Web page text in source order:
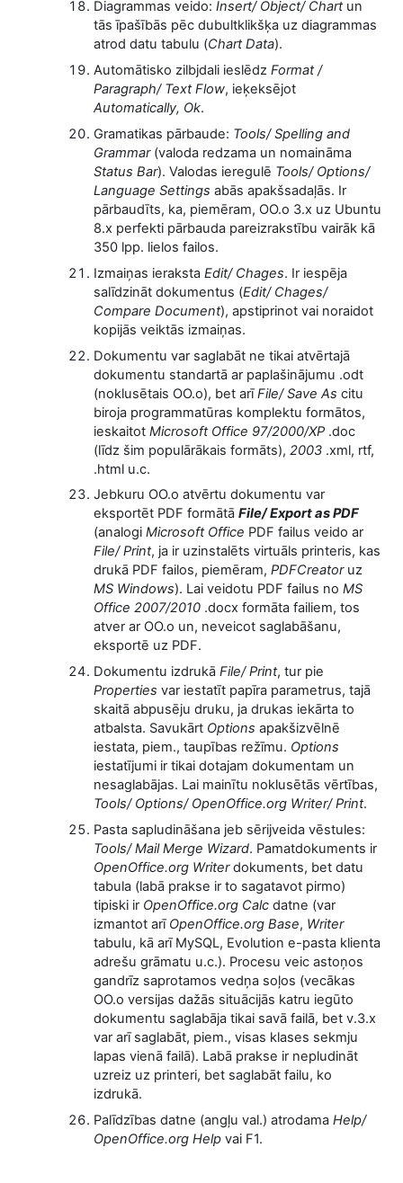
Diagrammas veido: Insert/ Object/ Chartun
tās īpašībās pēc dubultklikšķa uz diagrammas
atrod datu tabulu (Chart Data).
Automātisko zilbjdali ieslēdz Format /
Paragraph/ Text Flow, ieķeksējot
Automatically, Ok.
Gramatikas pārbaude: Tools/ Spelling and
Grammar (valoda redzama un nomaināma
Status Bar). Valodas ieregulē Tools/ Options/
Language Settings abās apakšsadaļās. Ir
pārbaudīts, ka, piemēram, OO.o 3.x uz Ubuntu
8.x perfekti pārbauda pareizrakstību vairāk kā
350 lpp. lielos failos.
Izmaiņas ieraksta Edit/ Chages. Ir iespēja
salīdzināt dokumentus (Edit/ Chages/
Compare Document), apstiprinot vai noraidot
kopijās veiktās izmaiņas.
Dokumentu var saglabāt ne tikai atvērtajā
dokumentu standartā ar paplašinājumu .odt
(noklusētais OO.o), bet arīFile/ Save As citu
biroja programmatūras komplektu formātos,
ieskaitot Microsoft Office 97/2000/XP .doc
(līdz šim populārākais formāts), 2003 .xml, rtf,
.html u.c.
Jebkuru OO.o atvērtu dokumentu var
eksportēt PDF formātā File/ Export as PDF
(analogi Microsoft Office PDF failus veido ar
File/ Print, ja ir uzinstalēts virtuāls printeris, kas
drukā PDF failos, piemēram, PDFCreatoruz
MS Windows). Lai veidotu PDF failus no MS
Office 2007/2010 .docx formāta failiem, tos
atver ar OO.o un, neveicot saglabāšanu,
eksportē uz PDF.
Dokumentu izdrukā File/ Print, tur pie
Properties var iestatīt papīra parametrus, tajā
skaitā abpusēju druku, ja drukas iekārta to
atbalsta. Savukārt Options apakšizvēlnē
iestata, piem., taupības režīmu. Options
iestatījumi ir tikai dotajam dokumentam un
nesaglabājas. Lai mainītu noklusētās vērtības,
Tools/ Options/ OpenOffice.org Writer/ Print.
Pasta sapludināšana jeb sērijveida vēstules:
Tools/ Mail Merge Wizard. Pamatdokuments ir
OpenOffice.org Writerdokuments, bet datu
tabula (labā prakse ir to sagatavot pirmo)
tipiski ir OpenOffice.org Calc datne (var
izmantot arīOpenOffice.org Base, Writer
tabulu, kā arī MySQL, Evolution e-pasta klienta
adrešu grāmatu u.c.). Procesu veic astoņos
gandrīz saprotamos vedņa soļos (vecākas
OO.o versijas dažās situācijās katru iegūto
dokumentu saglabāja tikai savā failā, bet v.3.x
var arī saglabāt, piem., visas klases sekmju
lapas vienā failā). Labā prakse ir nepludināt
uzreiz uz printeri, bet saglabāt failu, ko
izdrukā.
Palīdzības datne (angļu val.) atrodama Help/
OpenOffice.org Help vai F1.